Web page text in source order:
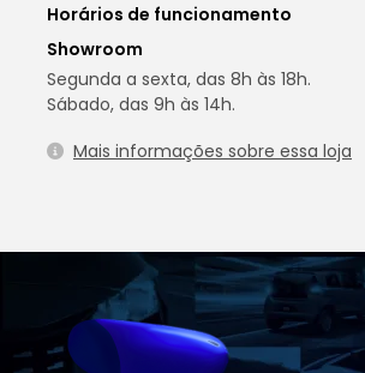
Horários de funcionamento
Showroom
Segunda a sexta, das 8h às 18h.
Sábado, das 9h às 14h.
Mais informações sobre essa loja